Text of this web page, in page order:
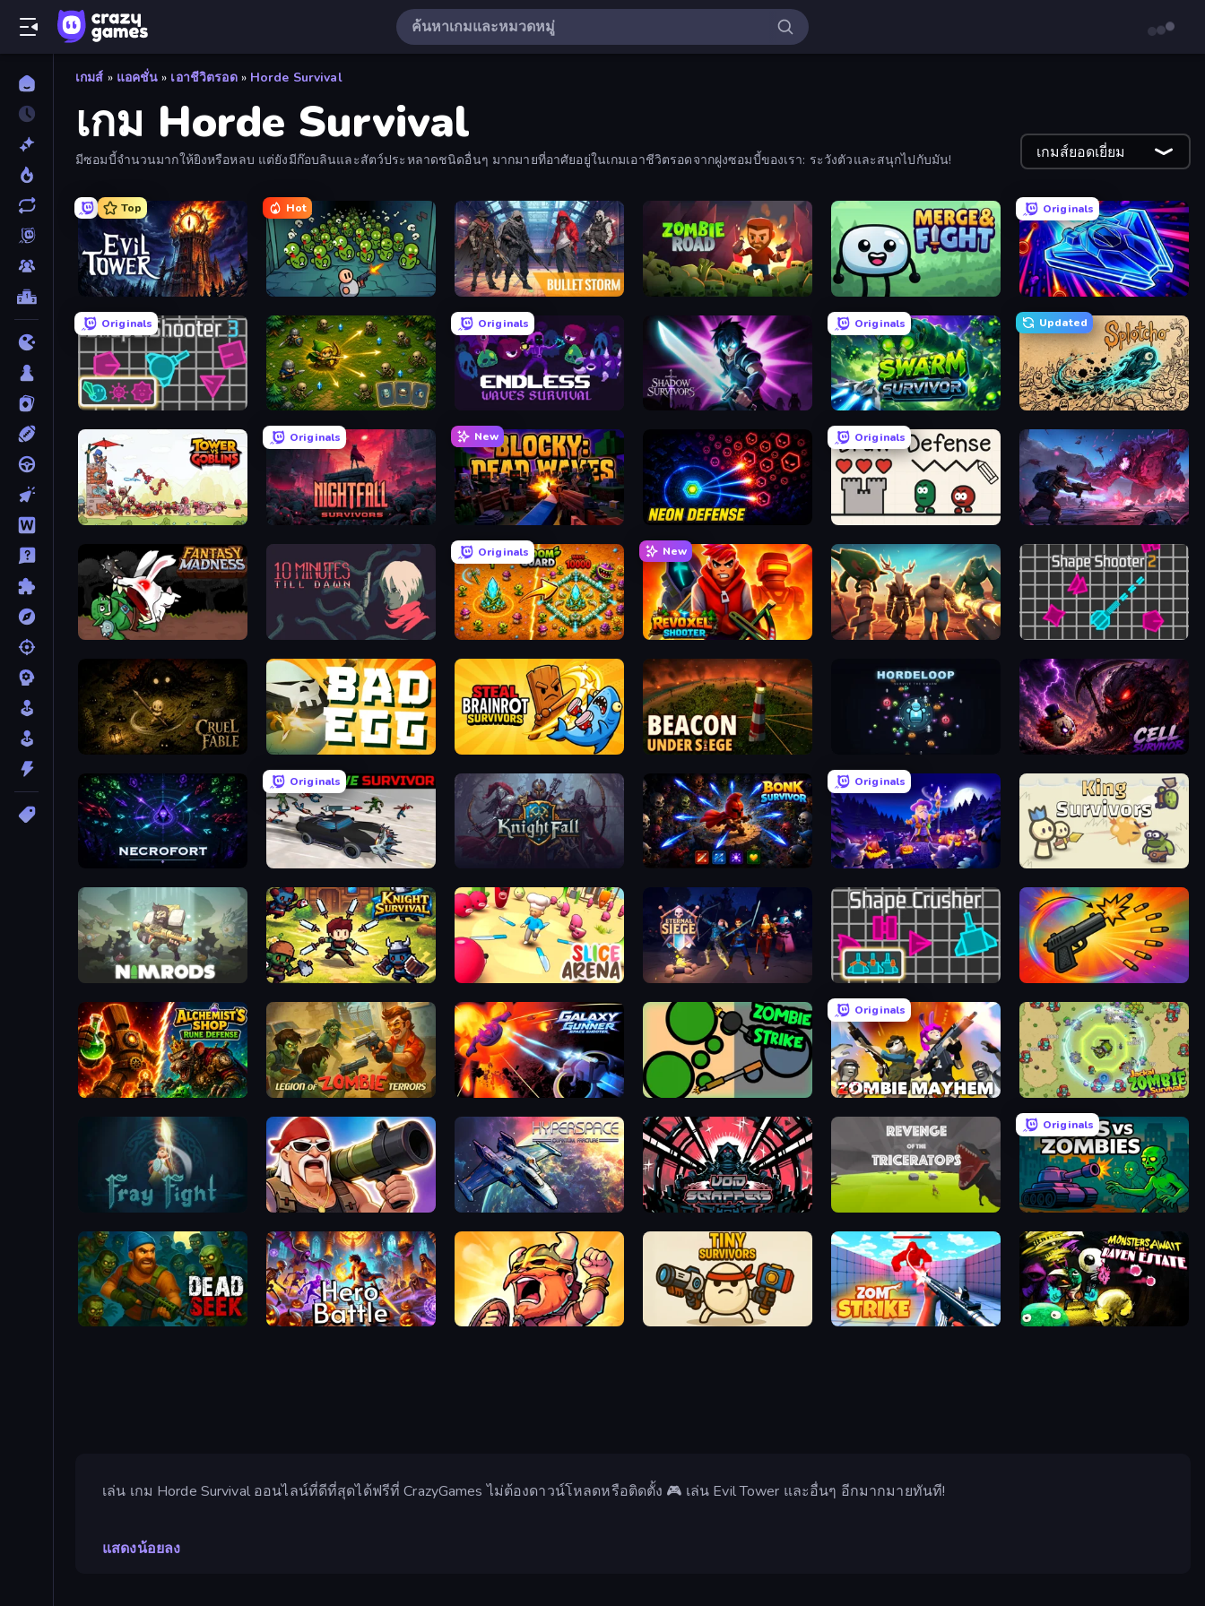
เกมส์ » แอคชั่น » เอาชีวิตรอด » Horde Survival
เกม Horde Survival
มีซอมบี้จำนวนมากให้ยิงหรือหลบ แต่ยังมีก๊อบลินและสัตว์ประหลาดชนิดอื่นๆ มากมายที่อาศัยอยู่ในเกมเอาชีวิตรอดจากฝูงซอมบี้ของเรา: ระวังตัวและสนุกไปกับมัน! เกมส์ยอดเยี่ยม
Top
Evil Tower
Hot
Base Defence Bulletstorm Zombie Road Merge & Fight
Originals
Stellar Swarm
Originals
Shape Shooter 3 Tiny Ranger
Originals
Shadow Survivors
Originals
Swarm Survivor
Updated
Splotcho
Tower vs Goblins
Originals
Nightfall Survivors
New
Blocky: Dead Waves Neon Defense
Originals
Draw Defense Grimdark Survivors
Fantasy Madness 10 Minutes Till Dawn
Originals
BloomGuard
New
Revoxel Shooter Horde Crusher Shape Shooter 2
Cruel Fable Bad Egg Steal Brainrot Survivors Beacon Under Siege Cell Survivor
Necrofort
Originals
Zombie Drive Survivor Bonk Survivor: Roguelike
Originals
Wizard.io King Survivors
Knight Survival Slice Arena Eternal Siege Shape Crusher Chair Force Buzz
Alchemist's Shop: Rune Defense Legion of Zombie Terrors Galaxy Gunner: Space Shooter ZombieStrike
Originals
Zombie Mayhem Jackal Zombie Survival
Fray Fight Survival Ops Hyperspace: Quantum Fracture Void Scrappers
Originals
Guns vs Zombies
Dead Seek Hero Battle - Fantasy Arena World Survivors Tiny Survivors Zom Strike Raven Estate
เล่น เกม Horde Survival ออนไลน์ที่ดีที่สุดได้ฟรีที่ CrazyGames ไม่ต้องดาวน์โหลดหรือติดตั้ง 🎮 เล่น Evil Tower และอื่นๆ อีกมากมายทันที!
แสดงน้อยลง